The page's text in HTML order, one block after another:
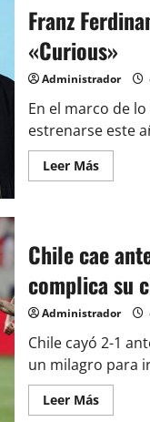
las
para
su
concierto
en
de
hora!
Franz
«Curious»
Administrador
En el marco de
estrenarse este
Leer MásLeer
más
con
su
sencillo
Chile cae
complica su
Administrador
Chile cayó 2-1
un milagro para
Leer MásLeer
más